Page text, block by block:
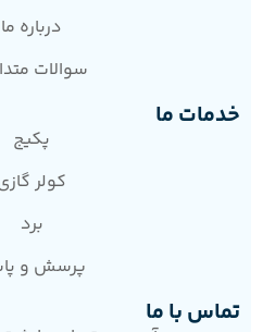
درباره ما
سوالات
خدمات ما
پکیج
کولر
برد
پرسش و
تماس با ما